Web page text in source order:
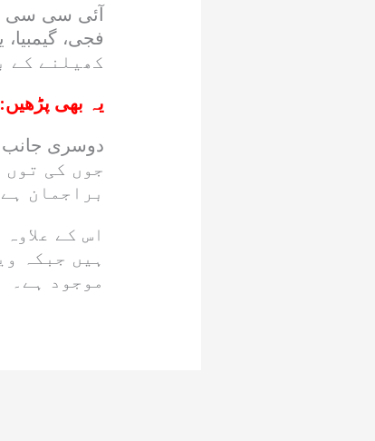
کھیلنے کے
یہ بھی پڑھیں:
جوں کی
براجمان
اس کے
ہیں جبکہ
موجود ہے۔